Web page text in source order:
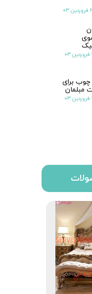
۰۳
چوب برای
مبلمان